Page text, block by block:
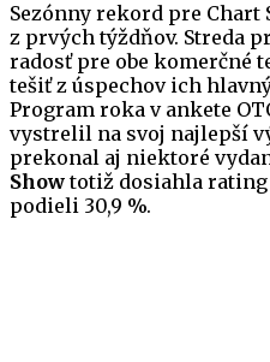
Sezónny rekord pre Chart
z prvých týždňov. Streda
radosť pre obe komerčné
tešiť z úspechov ich
Program roka v ankete
vystrelil na svoj najlepší
prekonal aj niektoré
Showtotiž dosiahla rating
podieli 30,9 %.